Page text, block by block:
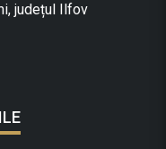
județul Ilfov